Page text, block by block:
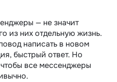
— не значит
из них отдельную жизнь.
написать в новом
быстрый ответ. Но
все мессенджеры